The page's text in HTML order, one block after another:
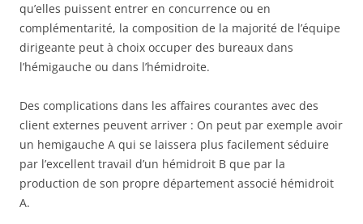
qu’elles puissent entrer en concurrence ou en
complémentarité, la composition de la majorité de l’équipe
dirigeante peut à choix occuper des bureaux dans
l’hémigauche ou dans l’hémidroite.
Des complications dans les affaires courantes avec des
client externes peuvent arriver : On peut par exemple avoir
un hemigauche A qui se laissera plus facilement séduire
par l’excellent travail d’un hémidroit B que par la
production de son propre département associé hémidroit
A.